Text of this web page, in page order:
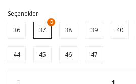
Seçenekler
36
37 38 39 40
44 45 46 47